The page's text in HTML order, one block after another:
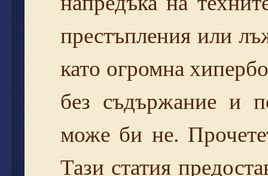
престъпления или
като огромна
без съдържание и
може би не.
Тази статия